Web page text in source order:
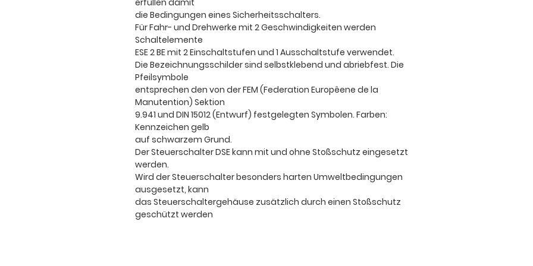
erfüllen damit
die Bedingungen eines Sicherheitsschalters.
Für Fahr- und Drehwerke mit 2 Geschwindigkeiten werden
Schaltelemente
ESE 2 BE mit 2 Einschaltstufen und 1 Ausschaltstufe verwendet.
Die Bezeichnungsschilder sind selbstklebend und abriebfest. Die
Pfeilsymbole
entsprechen den von der FEM (Federation Europêene de la
Manutention) Sektion
9.941 und DIN 15012 (Entwurf) festgelegten Symbolen. Farben:
Kennzeichen gelb
auf schwarzem Grund.
Der Steuerschalter DSE kann mit und ohne Stoßschutz eingesetzt
werden.
Wird der Steuerschalter besonders harten Umweltbedingungen
ausgesetzt, kann
das Steuerschaltergehäuse zusätzlich durch einen Stoßschutz
geschützt werden